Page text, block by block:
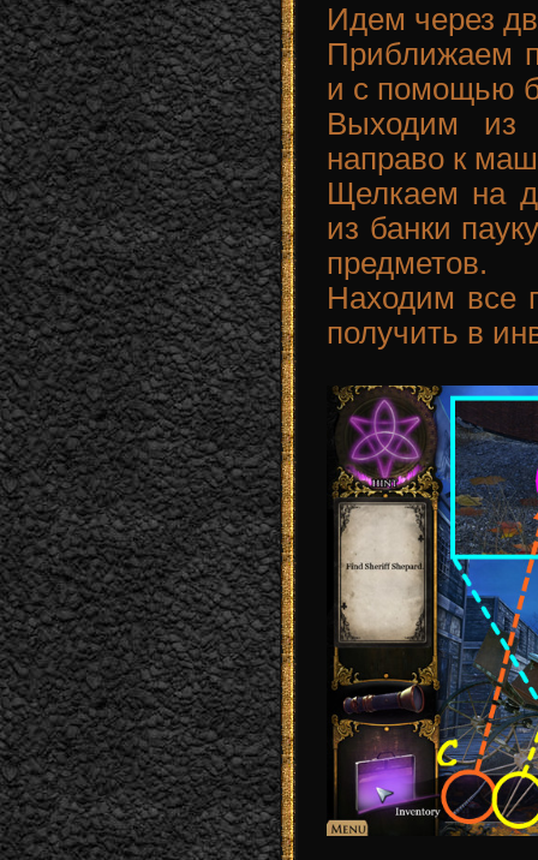
Идем через
Приближаем
и с помощью
Выходим
направо к
Щелкаем на
из банки
предметов.
Находим все
получить в